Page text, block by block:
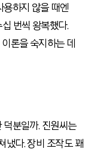
용하지 않을 때엔
번씩 왕복했다.
론을 숙지하는 데
분일까. 진원씨는
냈다. 장비 조작도 꽤